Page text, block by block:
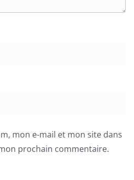
mon e-mail et mon site dans
prochain commentaire.